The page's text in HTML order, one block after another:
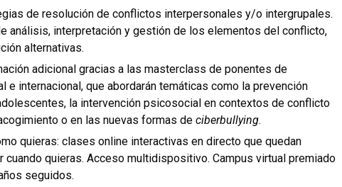
de resolución de conflictos interpersonales y/o intergrupales.
análisis, interpretación y gestión de los elementos del conflicto,
alternativas.
adicional gracias a las masterclass de ponentes de
e internacional, que abordarán temáticas como la prevención
la intervención psicosocial en contextos de conflicto
o en las nuevas formas de ciberbullying.
quieras: clases online interactivas en directo que quedan
cuando quieras. Acceso multidispositivo. Campus virtual premiado
seguidos.